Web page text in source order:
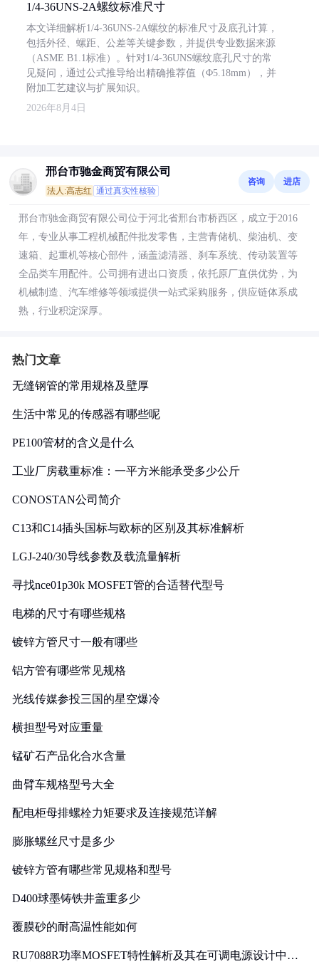
1/4-36UNS-2A螺纹标准尺寸
本文详细解析1/4-36UNS-2A螺纹的标准尺寸及底孔计算，
包括外径、螺距、公差等关键参数，并提供专业数据来源
（ASME B1.1标准）。针对1/4-36UNS螺纹底孔尺寸的常
见疑问，通过公式推导给出精确推荐值（Φ5.18mm），并
附加工艺建议与扩展知识。
2026年8月4日
邢台市驰金商贸有限公司
法人:高志红 通过真实性核验
咨询 进店
邢台市驰金商贸有限公司位于河北省邢台市桥西区，成立于2016
年，专业从事工程机械配件批发零售，主营青储机、柴油机、变
速箱、起重机等核心部件，涵盖滤清器、刹车系统、传动装置等
全品类车用配件。公司拥有进出口资质，依托原厂直供优势，为
机械制造、汽车维修等领域提供一站式采购服务，供应链体系成
熟，行业积淀深厚。
热门文章
无缝钢管的常用规格及壁厚
生活中常见的传感器有哪些呢
PE100管材的含义是什么
工业厂房载重标准：一平方米能承受多少公斤
CONOSTAN公司简介
C13和C14插头国标与欧标的区别及其标准解析
LGJ-240/30导线参数及载流量解析
寻找nce01p30k MOSFET管的合适替代型号
电梯的尺寸有哪些规格
镀锌方管尺寸一般有哪些
铝方管有哪些常见规格
光线传媒参投三国的星空爆冷
横担型号对应重量
锰矿石产品化合水含量
曲臂车规格型号大全
配电柜母排螺栓力矩要求及连接规范详解
膨胀螺丝尺寸是多少
镀锌方管有哪些常见规格和型号
D400球墨铸铁井盖重多少
覆膜砂的耐高温性能如何
RU7088R功率MOSFET特性解析及其在可调电源设计中的